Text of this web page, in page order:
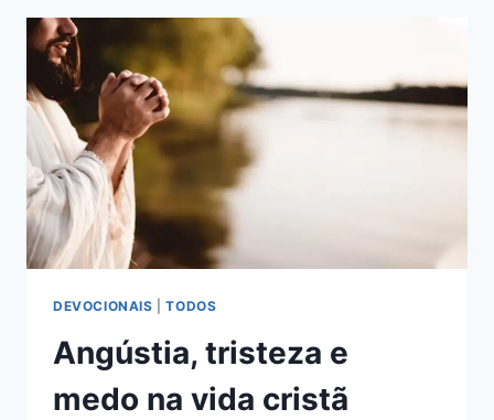
DEVOCIONAIS |TODOS
Angústia, tristeza e
medo na vida cristã